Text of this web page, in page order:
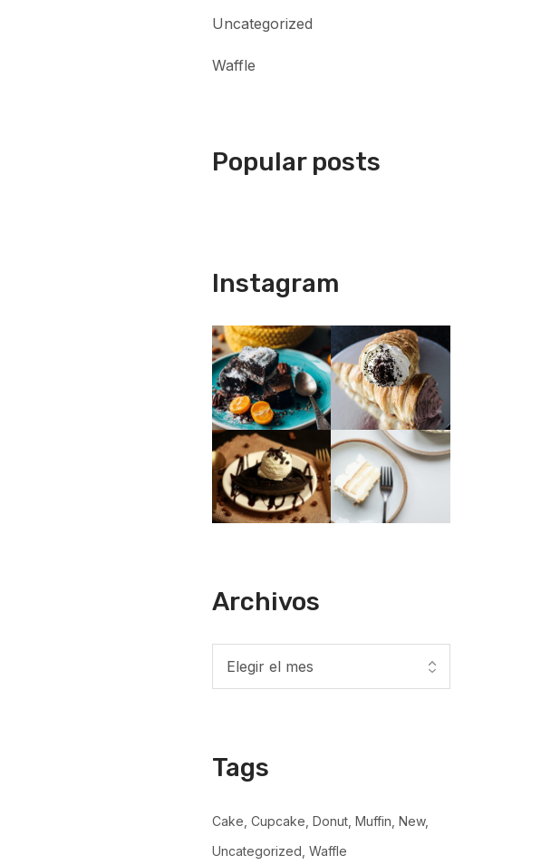
Uncategorized
Waffle
Popular posts
Instagram
Archivos
Tags
Cake Cupcake Donut Muffin New
Uncategorized Waffle